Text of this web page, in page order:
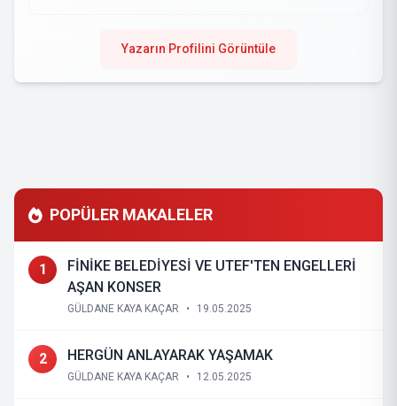
Yazarın Profilini Görüntüle
POPÜLER MAKALELER
1
FİNİKE BELEDİYESİ VE UTEF'TEN ENGELLERİ
AŞAN KONSER
GÜLDANE KAYA KAÇAR • 19.05.2025
2 HERGÜN ANLAYARAK YAŞAMAK
GÜLDANE KAYA KAÇAR • 12.05.2025